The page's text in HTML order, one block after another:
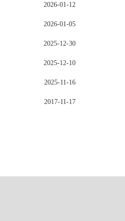
2026-01-12
2026-01-05
2025-12-30
2025-12-10
2025-11-16
2017-11-17